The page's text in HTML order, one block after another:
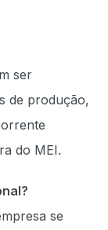
ser
de produção,
do MEI.
se